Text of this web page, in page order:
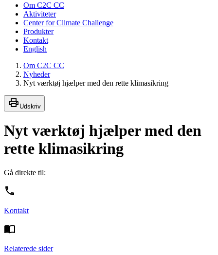
Om C2C CC
Aktiviteter
Center for Climate Challenge
Produkter
Kontakt
English
Om C2C CC
Nyheder
Nyt værktøj hjælper med den rette klimasikring
Udskriv
Nyt værktøj hjælper med den
rette klimasikring
Gå direkte til:
Kontakt
Relaterede sider